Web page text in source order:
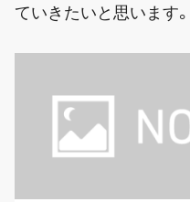
ていきたいと思います。